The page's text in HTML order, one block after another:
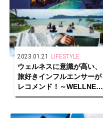
2023.01.21 LIFESTYLE
ウェルネスに意識が高い、
旅好きインフルエンサーが
レコメンド！～WELLNESS
PERSON SELECTIONS～